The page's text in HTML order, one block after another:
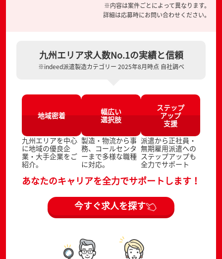
※内容は案件ごとによって異なります。
詳細は応募時にお問い合わせください。
九州エリア求人数No.1の実績と信頼
※indeed派遣製造カテゴリー 2025年8月時点 自社調べ
地域密着
九州エリアを中心
に地域の優良企
業・大手企業をご
紹介。
幅広い
選択肢
製造・物流から事
務、コールセンタ
ーまで多様な職種
に対応。
ステップ
アップ
支援
派遣から正社員・
無期雇用派遣への
ステップアップも
全力でサポート
あなたのキャリアを全力でサポートします！
今すぐ求人を探す